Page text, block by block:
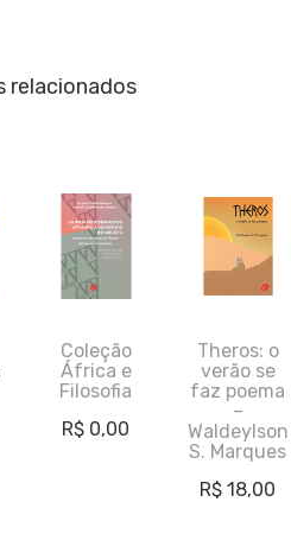
relacionados
Coleção
África e
Filosofia
R$ 0,00
Theros: o
verão se
faz poema
–
Waldeylson
S. Marques
R$ 18,00